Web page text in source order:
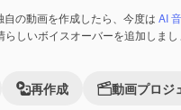
テンツ
自の動画を作成したら、今度は AI
らしいボイスオーバーを追加しまし
再作成 動画プロジ